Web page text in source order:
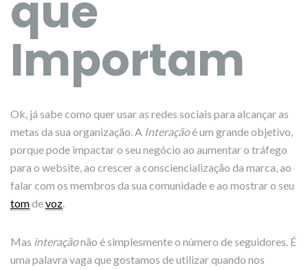
Importam
Ok, já sabe como quer usar as redes sociais para alcançar as
metas da sua organização. A Interaçãoé um grande objetivo,
porque pode impactar o seu negócio ao aumentar o tráfego
para o website, ao crescer a consciencialização da marca, ao
falar com os membros da sua comunidade e ao mostrar o seu
tomdevoz.
Mas interaçãonão é simplesmente o número de seguidores. É
uma palavra vaga que gostamos de utilizar quando nos